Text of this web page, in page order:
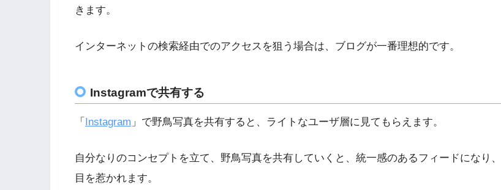
きます。
インターネットの検索経由でのアクセスを狙う場合は、ブログが一番理想的です。
Instagramで共有する
「 Instagram 」で野鳥写真を共有すると、ライトなユーザ層に見てもらえます。
自分なりのコンセプトを立て、野鳥写真を共有していくと、統一感のあるフィードになり、
目を惹かれます。